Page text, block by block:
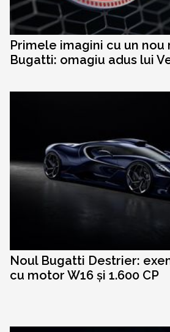
Primele imagini cu un
Bugatti: omagiu adus lui
Noul Bugatti Destrier:
cu motor W16 și 1.600 CP